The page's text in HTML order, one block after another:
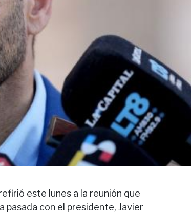
este lunes a la reunión que
pasada con el presidente, Javier